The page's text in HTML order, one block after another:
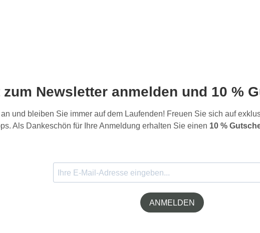
zum Newsletter anmelden und 10 %
und bleiben Sie immer auf dem Laufenden! Freuen Sie sich auf
Als Dankeschön für Ihre Anmeldung erhalten Sie einen 10 %
ANMELDEN